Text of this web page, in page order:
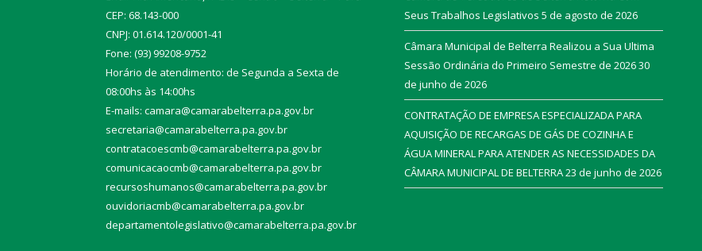
CEP: 68.143-000
CNPJ: 01.614.120/0001-41
Fone: (93) 99208-9752
Horário de atendimento: de Segunda a Sexta de
08:00hs às 14:00hs
E-mails: camara@camarabelterra.pa.gov.br
secretaria@camarabelterra.pa.gov.br
contratacoescmb@camarabelterra.pa.gov.br
comunicacaocmb@camarabelterra.pa.gov.br
recursoshumanos@camarabelterra.pa.gov.br
ouvidoriacmb@camarabelterra.pa.gov.br
departamentolegislativo@camarabelterra.pa.gov.br
Seus Trabalhos Legislativos 5 de agosto de 2026
Câmara Municipal de Belterra Realizou a Sua Ultima
Sessão Ordinária do Primeiro Semestre de 202630
de junho de 2026
CONTRATAÇÃO DE EMPRESA ESPECIALIZADA PARA
AQUISIÇÃO DE RECARGAS DE GÁS DE COZINHA E
ÁGUA MINERAL PARA ATENDER AS NECESSIDADES DA
CÂMARA MUNICIPAL DE BELTERRA23 de junho de 2026